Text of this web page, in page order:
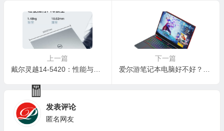
上一篇
戴尔灵越14-5420：性能与颜值并存的全能之选
下一篇
爱尔游笔记本电脑好不好？爱尔游Z15S游戏本靠谱吗？深度揭秘
发表评论
匿名网友
💰